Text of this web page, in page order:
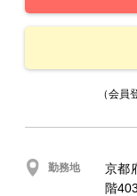
（会員
勤務地
京都
階403